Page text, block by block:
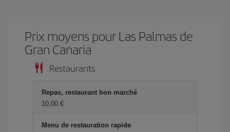
Prix ​​moyens pour Las Palmas de
Gran Canaria
Restaurants
Repas, restaurant bon marché
10,00 €
Menu de restauration rapide